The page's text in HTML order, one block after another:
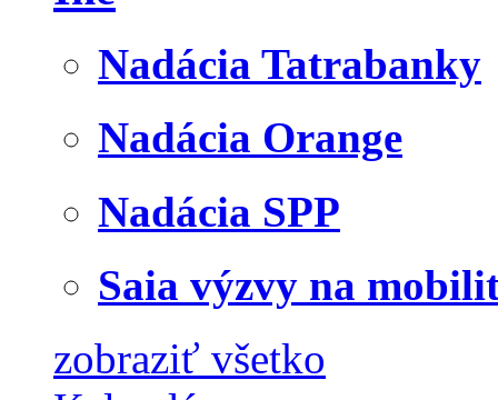
Nadácia Tatrabanky
Nadácia Orange
Nadácia SPP
Saia výzvy na
zobraziť všetko